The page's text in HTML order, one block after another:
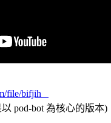
file/bifjih
bot 為核心的版本)